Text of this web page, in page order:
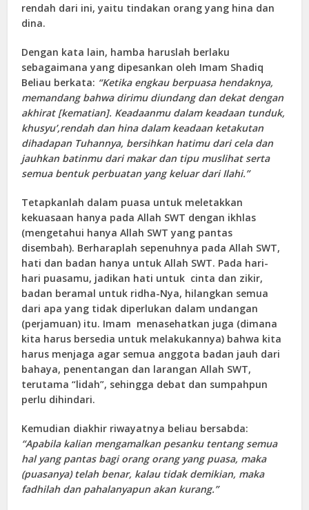
rendah dari ini, yaitu tindakan orang yang hina dan
dina.
Dengan kata lain, hamba haruslah berlaku
sebagaimana yang dipesankan oleh Imam Shadiq
Beliau berkata: “Ketika engkau berpuasa hendaknya,
memandang bahwa dirimu diundang dan dekat dengan
akhirat [kematian]. Keadaanmu dalam keadaan tunduk,
khusyu’,rendah dan hina dalam keadaan ketakutan
dihadapan Tuhannya, bersihkan hatimu dari cela dan
jauhkan batinmu dari makar dan tipu muslihat serta
semua bentuk perbuatan yang keluar dari Ilahi.”
Tetapkanlah dalam puasa untuk meletakkan
kekuasaan hanya pada Allah SWT dengan ikhlas
(mengetahui hanya Allah SWT yang pantas
disembah). Berharaplah sepenuhnya pada Allah SWT,
hati dan badan hanya untuk Allah SWT. Pada hari-
hari puasamu, jadikan hati untuk cinta dan zikir,
badan beramal untuk ridha-Nya, hilangkan semua
dari apa yang tidak diperlukan dalam undangan
(perjamuan) itu. Imam menasehatkan juga (dimana
kita harus bersedia untuk melakukannya) bahwa kita
harus menjaga agar semua anggota badan jauh dari
bahaya, penentangan dan larangan Allah SWT,
terutama “lidah”, sehingga debat dan sumpahpun
perlu dihindari.
Kemudian diakhir riwayatnya beliau bersabda:
“Apabila kalian mengamalkan pesanku tentang semua
hal yang pantas bagi orang orang yang puasa, maka
(puasanya) telah benar, kalau tidak demikian, maka
fadhilah dan pahalanyapun akan kurang.”